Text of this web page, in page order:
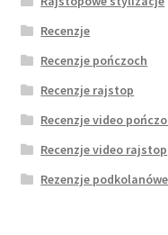
Recenzje
Recenzje pończoch
Recenzje rajstop
Recenzje video
Recenzje video rajstop
Rezenzje